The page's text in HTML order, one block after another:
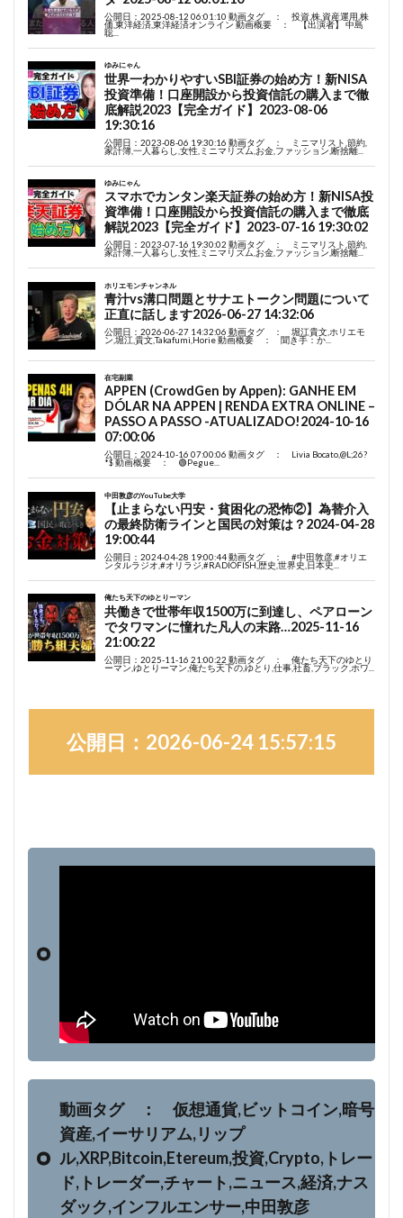
公開日：2026-06-24 15:57:15
動画タグ ： 仮想通貨,ビットコイン,暗号
資産,イーサリアム,リップ
ル,XRP,Bitcoin,Etereum,投資,Crypto,トレー
ド,トレーダー,チャート,ニュース,経済,ナス
ダック,インフルエンサー,中田敦彦